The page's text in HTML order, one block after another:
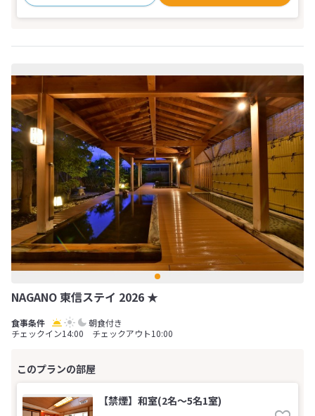
NAGANO 東信ステイ 2026 ★
朝食付き
チェックイン14:00 チェックアウト10:00
【禁煙】和室(2名～5名1室)